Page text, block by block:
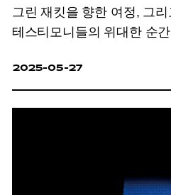
그린 재킷을 향한 여정, 그
테스티모니들의 위대한 순
이어간다.
2025-05-27